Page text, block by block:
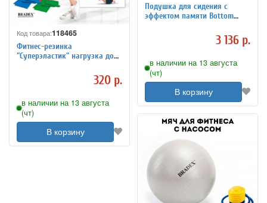
Код товара:118465
Фитнес-резинка
"Суперэластик" нагрузка до
320 р.
в наличии на 13 августа
(чт)
В корзину
Подушка для сидения с
эффектом памяти Bottom
3 136 р.
в наличии на 13 августа
(чт)
В корзину